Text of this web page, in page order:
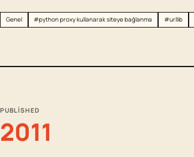
Genel #python proxy kullanarak siteye bağlanma #urllib
PUBLISHED
2011